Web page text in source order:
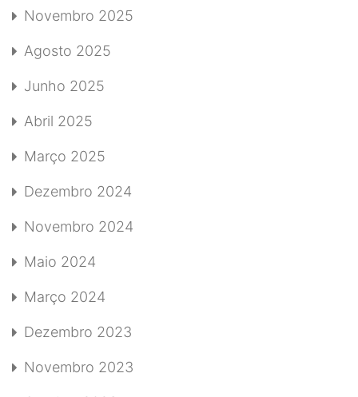
Novembro 2025
Agosto 2025
Junho 2025
Abril 2025
Março 2025
Dezembro 2024
Novembro 2024
Maio 2024
Março 2024
Dezembro 2023
Novembro 2023